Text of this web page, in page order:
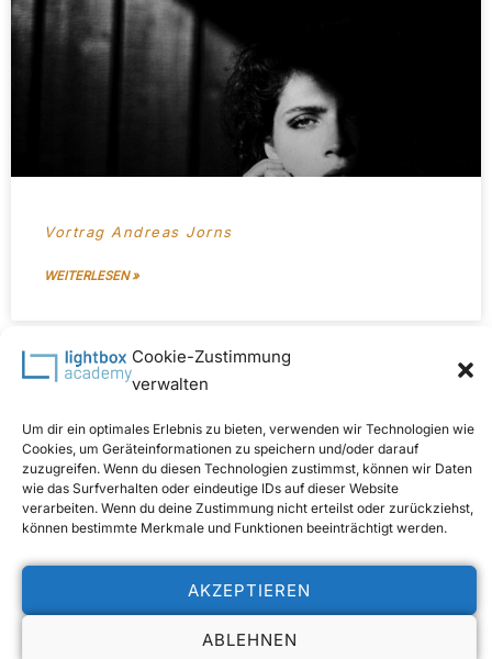
Cookie-Zustimmung
verwalten
Um dir ein optimales Erlebnis zu bieten, verwenden wir Technologien wie
Cookies, um Geräteinformationen zu speichern und/oder darauf
zuzugreifen. Wenn du diesen Technologien zustimmst, können wir Daten
wie das Surfverhalten oder eindeutige IDs auf dieser Website
verarbeiten. Wenn du deine Zustimmung nicht erteilst oder zurückziehst,
können bestimmte Merkmale und Funktionen beeinträchtigt werden.
AKZEPTIEREN
ABLEHNEN
Vortrag Andreas Jorns
WEITERLESEN »
Ausstellung Dietmar ZIRZOW – Just Nudes